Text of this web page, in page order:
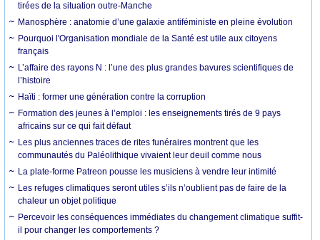
tirées de la situation outre-Manche
Manosphère : anatomie d’une galaxie antiféministe en pleine évolution
Pourquoi l'Organisation mondiale de la Santé est utile aux citoyens
français
L’affaire des rayons N : l’une des plus grandes bavures scientifiques de
l’histoire
Haïti : former une génération contre la corruption
Formation des jeunes à l’emploi : les enseignements tirés de 9 pays
africains sur ce qui fait défaut
Les plus anciennes traces de rites funéraires montrent que les
communautés du Paléolithique vivaient leur deuil comme nous
La plate-forme Patreon pousse les musiciens à vendre leur intimité
Les refuges climatiques seront utiles s’ils n’oublient pas de faire de la
chaleur un objet politique
Percevoir les conséquences immédiates du changement climatique suffit-
il pour changer les comportements ?